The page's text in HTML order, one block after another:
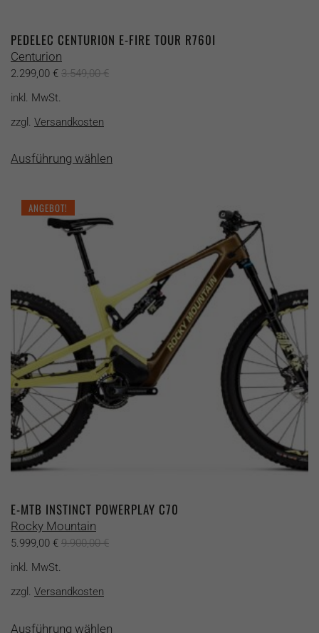
PEDELEC CENTURION E-FIRE TOUR R760I
Centurion
2.299,00 € 3.549,00€
inkl. MwSt.
zzgl. Versandkosten
Ausführung wählenProdukt
können
auf
der
Produktseite
gewählt
werden
ANGEBOT!
E-MTB INSTINCT POWERPLAY C70
Rocky Mountain
5.999,00 € 9.900,00€
inkl. MwSt.
zzgl. Versandkosten
Ausführung wählen